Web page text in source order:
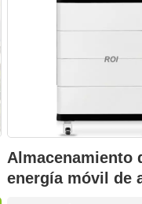
Almacenamiento
energía móvil de